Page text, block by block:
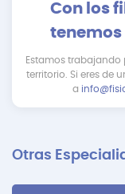
Con los
Estamos trabajando
territorio. Si eres de
a
Otras